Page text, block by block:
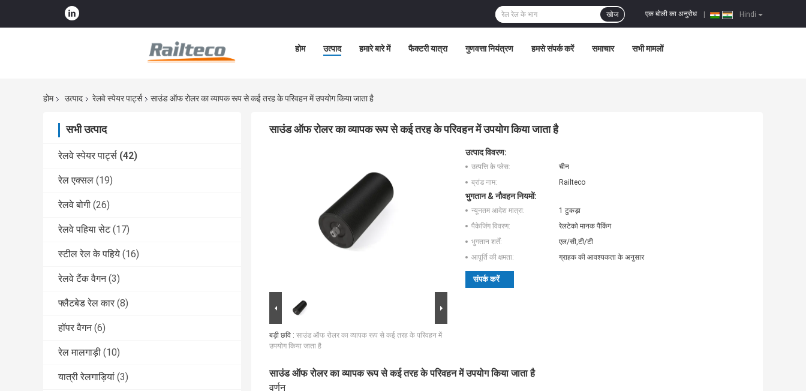
Hindi
एक बोली का अनुरोध
खोज
होम उत्पाद हमारे बारे में फैक्टरी यात्रा गुणवत्ता नियंत्रण हमसे संपर्क करें समाचार सभी मामलों
होम उत्पाद रेलवे स्पेयर पार्ट्स साउंड ऑफ रोलर का व्यापक रूप से कई तरह के परिवहन में उपयोग किया जाता है
सभी उत्पाद
रेलवे स्पेयर पार्ट्स (42)
रेल एक्सल (19)
रेलवे बोगी (26)
रेलवे पहिया सेट (17)
स्टील रेल के पहिये (16)
रेलवे टैंक वैगन (3)
फ्लैटबेड रेल कार (8)
हॉपर वैगन (6)
रेल मालगाड़ी (10)
यात्री रेलगाड़ियां (3)
साउंड ऑफ रोलर का व्यापक रूप से कई तरह के परिवहन में उपयोग किया जाता है
बड़ी छवि : साउंड ऑफ रोलर का व्यापक रूप से कई तरह के परिवहन में
उपयोग किया जाता है
उत्पाद विवरण:
उत्पत्ति के प्लेस:
चीन
ब्रांड नाम:
Railteco
भुगतान & नौवहन नियमों:
न्यूनतम आदेश मात्रा:
1 टुकड़ा
पैकेजिंग विवरण:
रेलटेको मानक पैकिंग
भुगतान शर्तें:
एल/सी,टी/टी
आपूर्ति की क्षमता:
ग्राहक की आवश्यकता के अनुसार
संपर्क करें
साउंड ऑफ रोलर का व्यापक रूप से कई तरह के परिवहन में उपयोग किया जाता है
वर्णन